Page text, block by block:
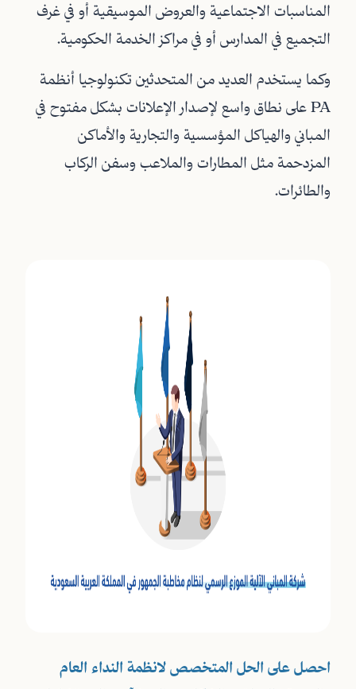
المناسبات الاجتماعية والعروض الموسيقية أو في غرف
التجميع في المدارس أو في مراكز الخدمة الحكومية.
وكما يستخدم العديد من المتحدثين تكنولوجيا أنظمة
PA على نطاق واسع لإصدار الإعلانات بشكل مفتوح في
المباني والهياكل المؤسسية والتجارية والأماكن
المزدحمة مثل المطارات والملاعب وسفن الركاب
والطائرات.
احصل على الحل المتخصص لانظمة النداء العام